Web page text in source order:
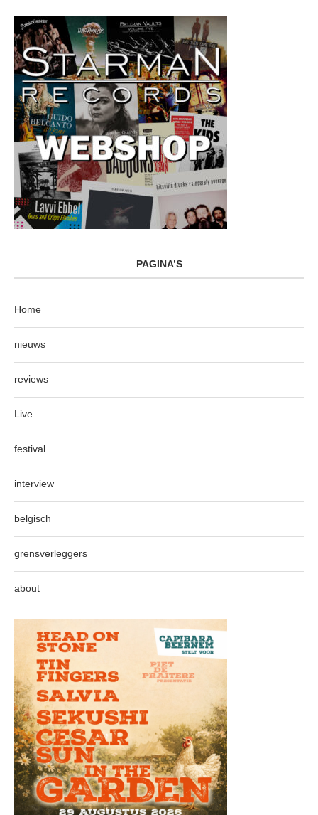
PAGINA’S
Home
nieuws
reviews
Live
festival
interview
belgisch
grensverleggers
about